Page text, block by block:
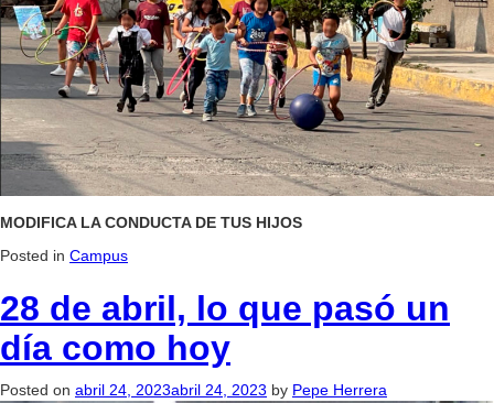
MODIFICA LA CONDUCTA DE TUS HIJOS
Posted in Campus
28 de abril, lo que pasó un
día como hoy
Posted on abril 24, 2023abril 24, 2023 by Pepe Herrera